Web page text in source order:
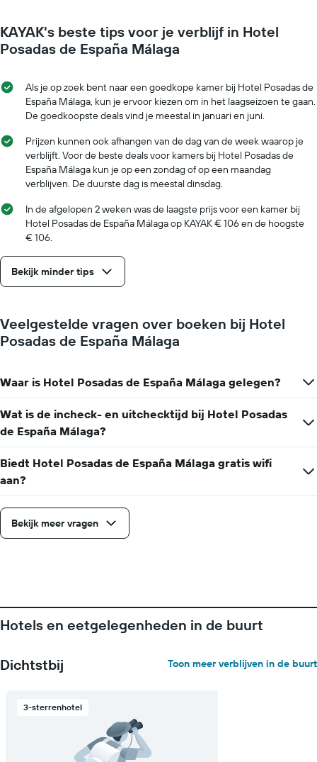
1
Y-
as
de
gemiddelde
prijs
van
een
kamer
verblijfsdatum
nadert.
toont
X-
met
het
aantal
dagen
het
verblijf
De
toont
1
Y-
de
gemiddelde
een
kamer
KAYAK's beste tips voor je verblijf in Hotel
Posadas de España Málaga
Als je op zoek bent naar een goedkope kamer bij Hotel Posadas de
España Málaga, kun je ervoor kiezen om in het laagseizoen te gaan.
De goedkoopste deals vind je meestal in januari en juni.
Prijzen kunnen ook afhangen van de dag van de week waarop je
verblijft. Voor de beste deals voor kamers bij Hotel Posadas de
España Málaga kun je op een zondag of op een maandag
verblijven. De duurste dag is meestal dinsdag.
In de afgelopen 2 weken was de laagste prijs voor een kamer bij
Hotel Posadas de España Málaga op KAYAK € 106 en de hoogste
€ 106.
Bekijk minder tips
Veelgestelde vragen over boeken bij Hotel
Posadas de España Málaga
Waar is Hotel Posadas de España Málaga gelegen?
Wat is de incheck- en uitchecktijd bij Hotel Posadas
de España Málaga?
Biedt Hotel Posadas de España Málaga gratis wifi
aan?
Bekijk meer vragen
Hotels en eetgelegenheden in de buurt
Dichtstbij Toon meer verblijven in de buurt
3-sterrenhotel